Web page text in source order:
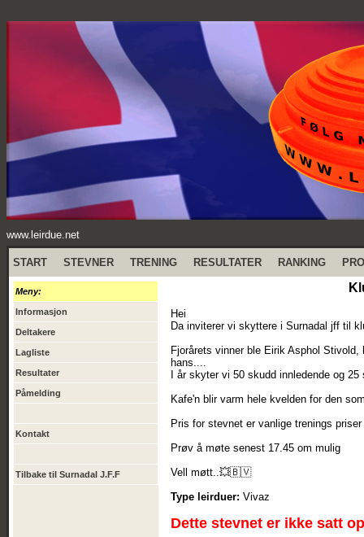
www.leirdue.net
START STEVNER TRENING RESULTATER RANKING
Meny:
Informasjon
Deltakere
Lagliste
Resultater
Påmelding
Kontakt
Tilbake til Surnadal J.F.F
Hei
Da inviterer vi skyttere i Surnadal jff til
Fjorårets vinner ble Eirik Asphol
hans....
I år skyter vi 50 skudd innledende og
Kafe'n blir varm hele kvelden for den
Pris for stevnet er vanlige trenings priser
Prøv å møte senest 17.45 om mulig
Vell møtt..💥🇧🇻
Type leirduer: Vivaz
Dette stevnet er ikke satt